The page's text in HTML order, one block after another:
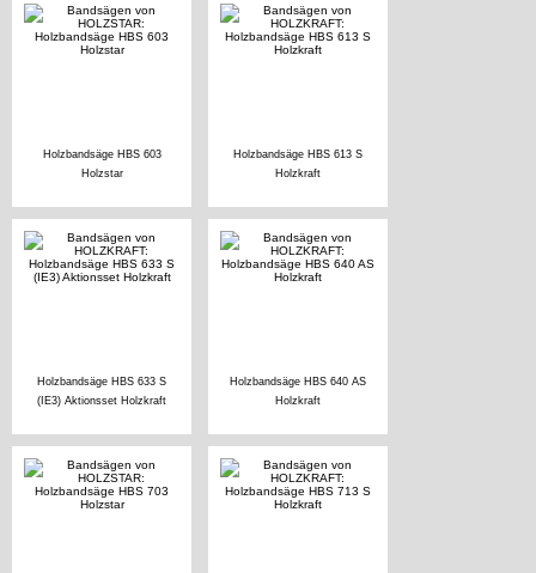
Holzbandsäge HBS 603
Holzstar
Holzbandsäge HBS 613 S
Holzkraft
Holzbandsäge HBS 633 S
(IE3) Aktionsset Holzkraft
Holzbandsäge HBS 640 AS
Holzkraft